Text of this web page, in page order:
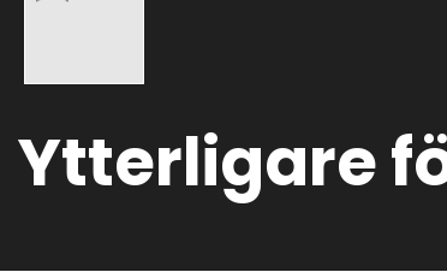
Ytterligare